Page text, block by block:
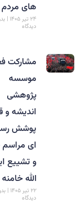
های مردم
۲۴ تیر ۱۴۰۵
دیدگاه
مشارکت
موسسه
پژوهشی
اندیشه و
پوشش
ای مراسم
و تشییع
الله
۲۲ تیر ۱۴۰۵
دیدگاه